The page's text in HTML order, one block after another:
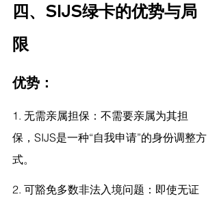
四、SIJS绿卡的优势与局
限
优势：
1. 无需亲属担保：不需要亲属为其担
保，SIJS是一种“自我申请”的身份调整方
式。
2. 可豁免多数非法入境问题：即使无证